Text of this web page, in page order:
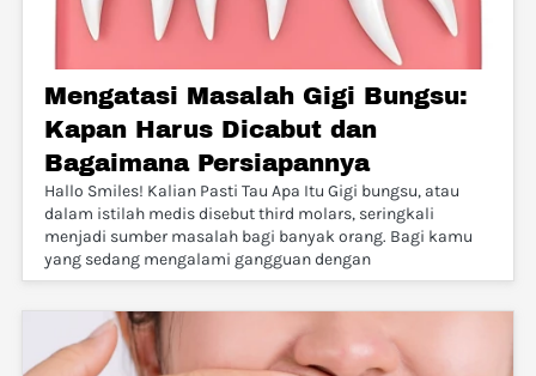
Mengatasi Masalah Gigi Bungsu:
Kapan Harus Dicabut dan
Bagaimana Persiapannya
Hallo Smiles! Kalian Pasti Tau Apa Itu Gigi bungsu, atau
dalam istilah medis disebut third molars, seringkali
menjadi sumber masalah bagi banyak orang. Bagi kamu
yang sedang mengalami gangguan dengan